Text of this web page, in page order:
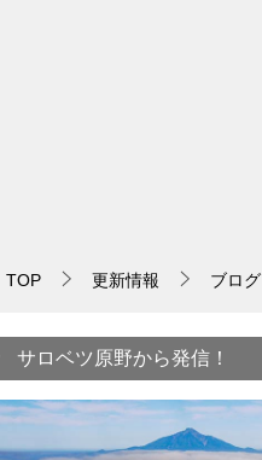
TOP 更新情報 ブログ
サロベツ原野から発信！